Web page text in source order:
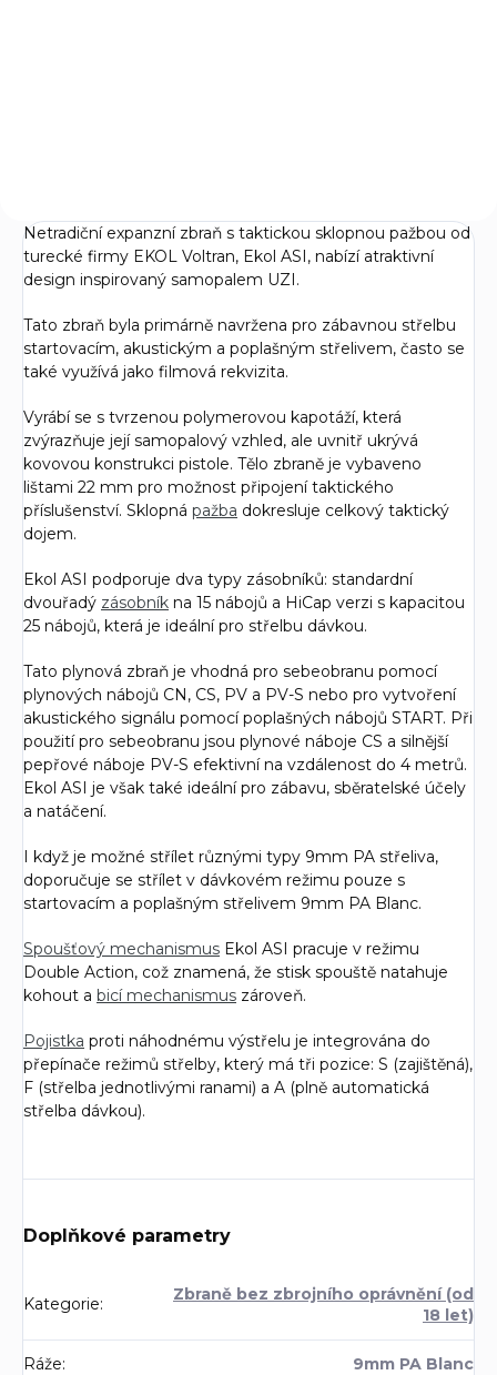
Netradiční expanzní zbraň s taktickou sklopnou pažbou od
turecké firmy EKOL Voltran, Ekol ASI, nabízí atraktivní
design inspirovaný samopalem UZI.
Tato zbraň byla primárně navržena pro zábavnou střelbu
startovacím, akustickým a poplašným střelivem, často se
také využívá jako filmová rekvizita.
Vyrábí se s tvrzenou polymerovou kapotáží, která
zvýrazňuje její samopalový vzhled, ale uvnitř ukrývá
kovovou konstrukci pistole. Tělo zbraně je vybaveno
lištami 22 mm pro možnost připojení taktického
příslušenství. Sklopná pažba dokresluje celkový taktický
dojem.
Ekol ASI podporuje dva typy zásobníků: standardní
dvouřadý zásobník na 15 nábojů a HiCap verzi s kapacitou
25 nábojů, která je ideální pro střelbu dávkou.
Tato plynová zbraň je vhodná pro sebeobranu pomocí
plynových nábojů CN, CS, PV a PV-S nebo pro vytvoření
akustického signálu pomocí poplašných nábojů START. Při
použití pro sebeobranu jsou plynové náboje CS a silnější
pepřové náboje PV-S efektivní na vzdálenost do 4 metrů.
Ekol ASI je však také ideální pro zábavu, sběratelské účely
a natáčení.
I když je možné střílet různými typy 9mm PA střeliva,
doporučuje se střílet v dávkovém režimu pouze s
startovacím a poplašným střelivem 9mm PA Blanc.
Spoušťový mechanismus Ekol ASI pracuje v režimu
Double Action, což znamená, že stisk spouště natahuje
kohout a bicí mechanismus zároveň.
Pojistka proti náhodnému výstřelu je integrována do
přepínače režimů střelby, který má tři pozice: S (zajištěná),
F (střelba jednotlivými ranami) a A (plně automatická
střelba dávkou).
Doplňkové parametry
Kategorie:
Zbraně bez zbrojního oprávnění (od
18 let)
Ráže: 9mm PA Blanc